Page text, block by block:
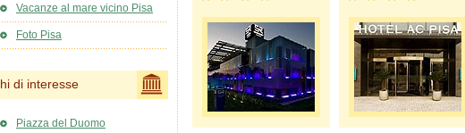
Vacanze al mare vicino Pisa
Foto Pisa
di interesse
Piazza del Duomo